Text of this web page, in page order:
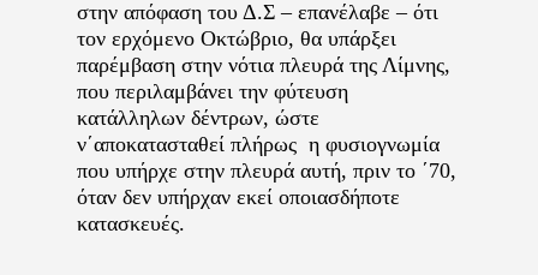
στην απόφαση του Δ.Σ – επανέλαβε – ότι
τον ερχόμενο Οκτώβριο, θα υπάρξει
παρέμβαση στην νότια πλευρά της Λίμνης,
που περιλαμβάνει την φύτευση
κατάλληλων δέντρων, ώστε
ν΄αποκατασταθεί πλήρως η φυσιογνωμία
που υπήρχε στην πλευρά αυτή, πριν το ΄70,
όταν δεν υπήρχαν εκεί οποιασδήποτε
κατασκευές.